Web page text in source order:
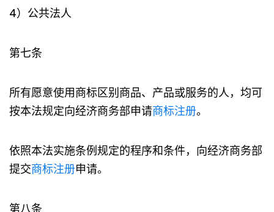
4）公共法人
第七条
所有愿意使用商标区别商品、产品或服务的人，均可
按本法规定向经济商务部申请商标注册。
依照本法实施条例规定的程序和条件，向经济商务部
提交商标注册申请。
第八条